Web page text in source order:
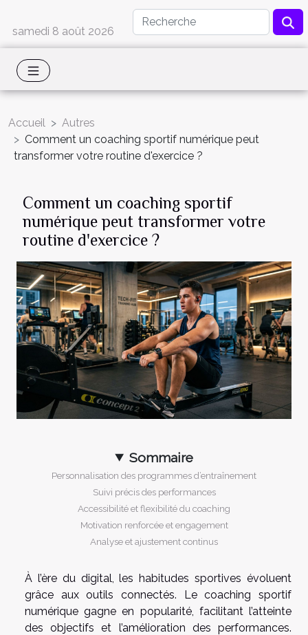
samedi 8 août 2026
Accueil
Autres
Comment un coaching sportif numérique peut
transformer votre routine d'exercice ?
Comment un coaching sportif
numérique peut transformer votre
routine d'exercice ?
Sommaire
Personnalisation des programmes d’entraînement
Suivi précis des performances
Accessibilité et flexibilité du coaching
Motivation renforcée et engagement
Analyse et ajustement continus
À l’ère du digital, les habitudes sportives évoluent
grâce aux outils connectés. Le coaching sportif
numérique gagne en popularité, facilitant l’atteinte
des objectifs et l’amélioration des performances.